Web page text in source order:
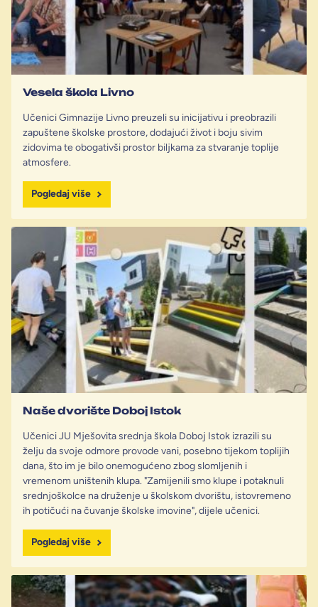
Vesela škola Livno
Učenici Gimnazije Livno preuzeli su inicijativu i preobrazili
zapuštene školske prostore, dodajući život i boju sivim
zidovima te obogativši prostor biljkama za stvaranje toplije
atmosfere.
Pogledaj više
Naše dvorište Doboj Istok
Učenici JU Mješovita srednja škola Doboj Istok izrazili su
želju da svoje odmore provode vani, posebno tijekom toplijih
dana, što im je bilo onemogućeno zbog slomljenih i
vremenom uništenih klupa. "Zamijenili smo klupe i potaknuli
srednjoškolce na druženje u školskom dvorištu, istovremeno
ih potičući na čuvanje školske imovine", dijele učenici.
Pogledaj više